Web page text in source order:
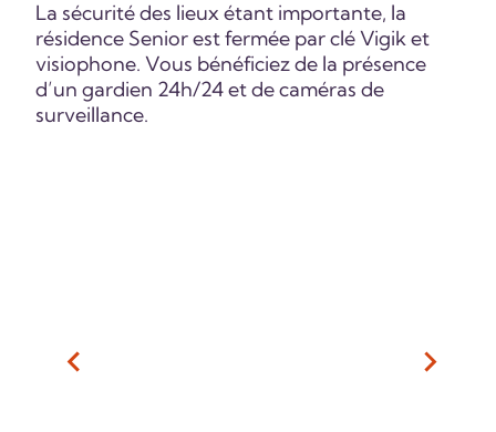
La sécurité des lieux étant importante, la
résidence Senior est fermée par clé Vigik et
visiophone. Vous bénéficiez de la présence
d’un gardien 24h/24 et de caméras de
surveillance.